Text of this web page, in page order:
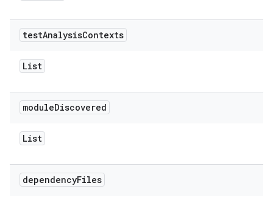
testAnalysisContexts
List
moduleDiscovered
List
dependencyFiles